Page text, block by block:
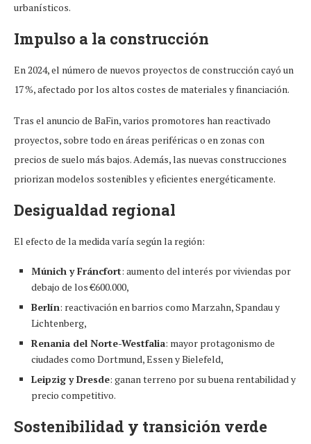
urbanísticos.
Impulso a la construcción
En 2024, el número de nuevos proyectos de construcción cayó un
17 %, afectado por los altos costes de materiales y financiación.
Tras el anuncio de BaFin, varios promotores han reactivado
proyectos, sobre todo en áreas periféricas o en zonas con
precios de suelo más bajos. Además, las nuevas construcciones
priorizan modelos sostenibles y eficientes energéticamente.
Desigualdad regional
El efecto de la medida varía según la región:
Múnich y Fráncfort: aumento del interés por viviendas por
debajo de los €600.000,
Berlín: reactivación en barrios como Marzahn, Spandau y
Lichtenberg,
Renania del Norte-Westfalia: mayor protagonismo de
ciudades como Dortmund, Essen y Bielefeld,
Leipzig y Dresde: ganan terreno por su buena rentabilidad y
precio competitivo.
Sostenibilidad y transición verde